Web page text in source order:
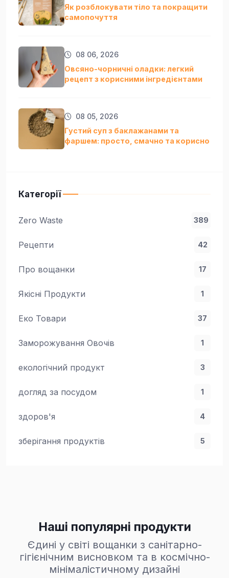
Як розблокувати тіло та покращити
самопочуття
08 06, 2026
Овсяно-чорничні оладки: легкий
рецепт з корисними інгредієнтами
08 05, 2026
Густий суп з баклажанами та
фаршем: просто, смачно та кориснo
Категорії
Zero Waste 389
Рецепти 42
Про вощанки 17
Якісні Продукти 1
Еко Товари 37
Заморожування Овочів 1
екологічний продукт 3
догляд за посудом 1
здоров'я 4
зберігання продуктів 5
Наші популярні продукти
Єдині у світі вощанки з санітарно-
гігієнічним висновком та в космічно-
мінімалістичному дизайні